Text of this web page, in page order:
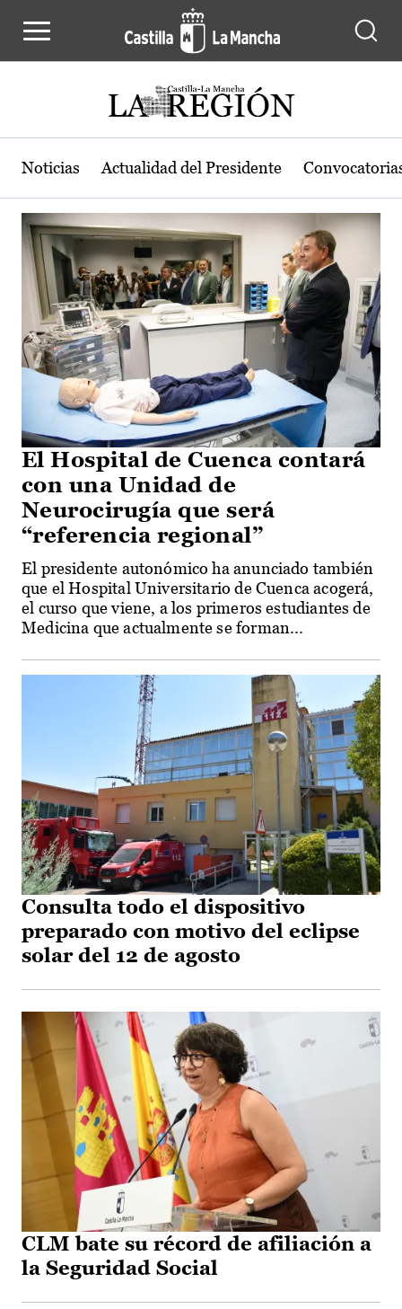
Actualidad de la región de Castilla-
Noticias Actualidad del Presidente
El Hospital de Cuenca contará
con una Unidad de
Neurocirugía que será
“referencia regional”
El presidente autonómico ha anunciado también
que el Hospital Universitario de Cuenca acogerá,
el curso que viene, a los primeros estudiantes de
Medicina que actualmente se forman...
Consulta todo el dispositivo
preparado con motivo del eclipse
solar del 12 de agosto
CLM bate su récord de afiliación a
la Seguridad Social